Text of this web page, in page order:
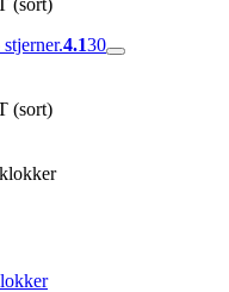
(sort)
4.130
(sort)